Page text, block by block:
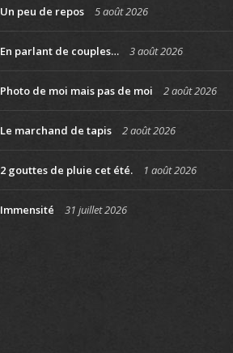
Un peu de repos 5 août 2026
En parlant de couples… 3 août 2026
Photo de moi mais pas de moi 2 août 2026
Le marchand de tapis 2 août 2026
2 gouttes de pluie cet été. 1 août 2026
Immensité 31 juillet 2026